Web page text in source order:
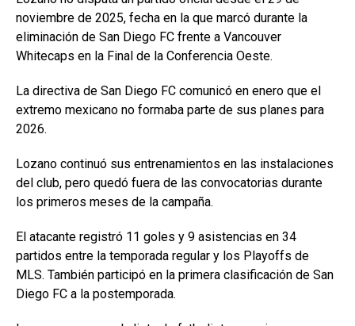
noviembre de 2025, fecha en la que marcó durante la
eliminación de San Diego FC frente a Vancouver
Whitecaps en la Final de la Conferencia Oeste.
La directiva de San Diego FC comunicó en enero que el
extremo mexicano no formaba parte de sus planes para
2026.
Lozano continuó sus entrenamientos en las instalaciones
del club, pero quedó fuera de las convocatorias durante
los primeros meses de la campaña.
El atacante registró 11 goles y 9 asistencias en 34
partidos entre la temporada regular y los Playoffs de
MLS. También participó en la primera clasificación de San
Diego FC a la postemporada.